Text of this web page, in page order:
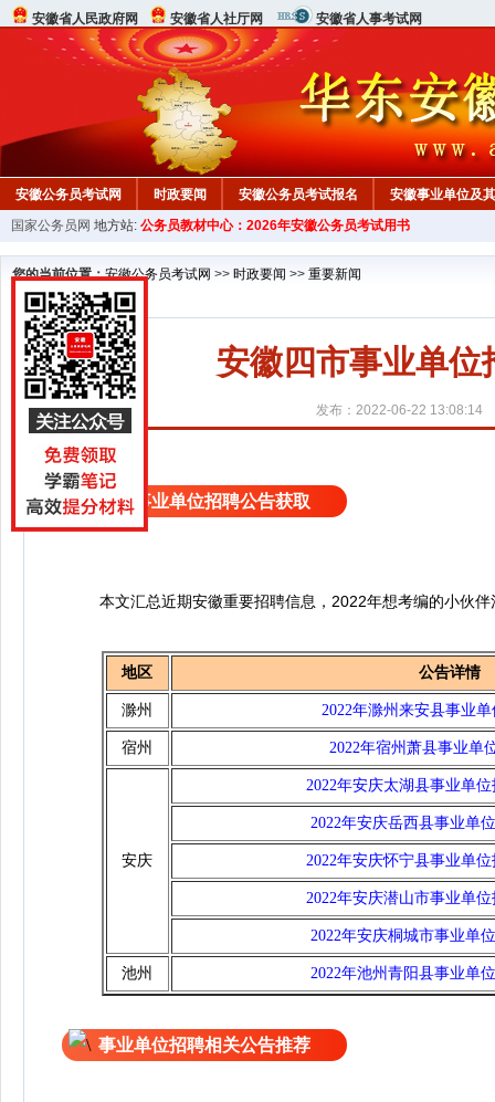
安徽省人民政府网 安徽省人社厅网 安徽省人事考试网
安徽公务员考试网 时政要闻 安徽公务员考试报名 安徽事业单位及
安徽公务员申论试题 安徽公务员行测试题 在线咨询 教材中心
国家公务员网 地方站: 公务员教材中心：2026年安徽公务员考试用书
您的当前位置：安徽公务员考试网 >> 时政要闻 >> 重要新闻
安徽四市事业单
发布：2022-06-22 13:08:14
更多事业单位招聘公告获取
本文汇总近期安徽重要招聘信息，2022年想考编的小伙伴
地区 公告详情
滁州 2022年滁州来安县事业
宿州 2022年宿州萧县事业单
安庆
2022年安庆太湖县事业单
2022年安庆岳西县事业单
2022年安庆怀宁县事业单
2022年安庆潜山市事业单
2022年安庆桐城市事业单
池州 2022年池州青阳县事业单
事业单位招聘相关公告推荐